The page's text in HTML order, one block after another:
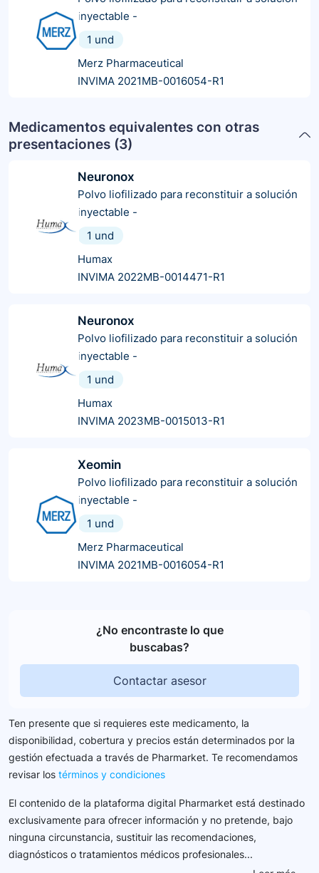
inyectable -
1 und
Merz Pharmaceutical
INVIMA 2021MB-0016054-R1
Medicamentos equivalentes con otras
presentaciones (3)
Neuronox
Polvo liofilizado para reconstituir a solución
inyectable -
1 und
Humax
INVIMA 2022MB-0014471-R1
Neuronox
Polvo liofilizado para reconstituir a solución
inyectable -
1 und
Humax
INVIMA 2023MB-0015013-R1
Xeomin
Polvo liofilizado para reconstituir a solución
inyectable -
1 und
Merz Pharmaceutical
INVIMA 2021MB-0016054-R1
¿No encontraste lo que
buscabas?
Contactar asesor
Ten presente que si requieres este medicamento, la
disponibilidad, cobertura y precios están determinados por la
gestión efectuada a través de Pharmarket. Te recomendamos
revisar los términos y condiciones
El contenido de la plataforma digital Pharmarket está destinado
exclusivamente para ofrecer información y no pretende, bajo
ninguna circunstancia, sustituir las recomendaciones,
diagnósticos o tratamientos médicos profesionales...